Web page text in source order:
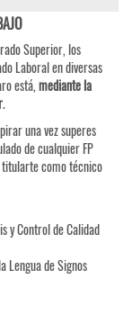
Superior, los
Laboral en diversas
está,mediante la
.
una vez superes
de cualquier FP
como técnico
y Control de Calidad
Lengua de Signos